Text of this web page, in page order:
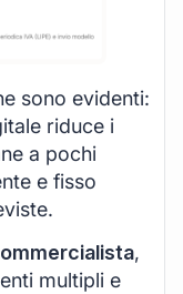
sono evidenti:
riduce i
a pochi
e fisso
,
multipli e